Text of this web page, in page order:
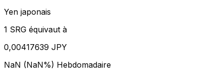
Yen japonais
1 SRG équivaut à
0,00417639 JPY
NaN (NaN%) Hebdomadaire